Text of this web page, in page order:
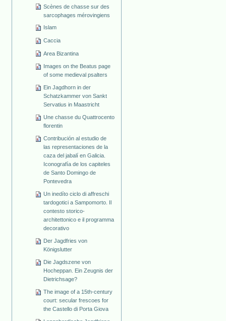
Scènes de chasse sur des
sarcophages mérovingiens
Islam
Caccia
Area Bizantina
Images on the Beatus page
of some medieval psalters
Ein Jagdhorn in der
Schatzkammer von Sankt
Servatius in Maastricht
Une chasse du Quattrocento
florentin
Contribución al estudio de
las representaciones de la
caza del jabalí en Galicia.
Iconografía de los capiteles
de Santo Domingo de
Pontevedra
Un inedíto ciclo di affreschi
tardogotici a Sampomorto. Il
contesto storico-
architettonico e il programma
decorativo
Der Jagdfries von
Königslutter
Die Jagdszene von
Hocheppan. Ein Zeugnis der
Dietrichsage?
The image of a 15th-century
court: secular frescoes for
the Castello di Porta Giova